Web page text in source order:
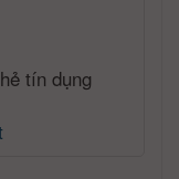
tín dụng